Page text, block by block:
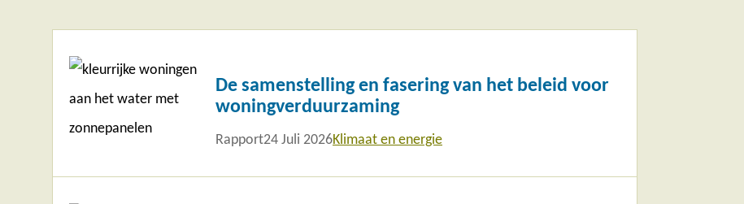
De samenstelling en fasering van het beleid voor
woningverduurzaming
Rapport24 Juli 2026Klimaat en energie
meer